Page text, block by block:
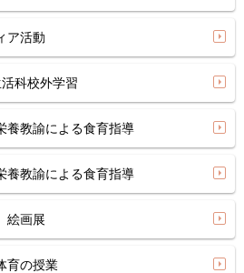
ア活動
科校外学習
教諭による食育指導
教諭による食育指導
画展
の授業